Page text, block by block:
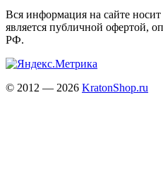
Вся информация на сайте
является публичной офертой,
РФ.
© 2012 — 2026 KratonShop.ru